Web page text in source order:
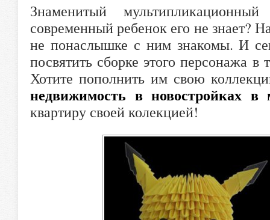
Знаменитый
современный ребенок его не знает?
не понаслышке с ним знакомы. И
посвятить сборке этого персонажа в
Хотите пополнить им свою
недвижимость в новостройках в
квартиру своей колекцией!